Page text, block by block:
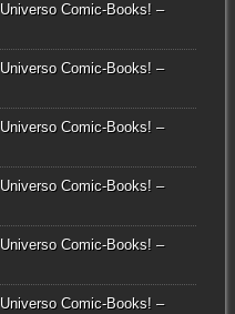
Universo Comic-Books! –
Universo Comic-Books! –
Universo Comic-Books! –
Universo Comic-Books! –
Universo Comic-Books! –
Universo Comic-Books! –